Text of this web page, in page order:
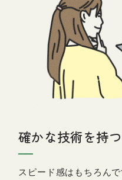
確かな技術を持
スピード感はもちろん